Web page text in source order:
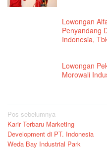
Lowongan
Penyandang
Indonesia,
Lowongan
Morowali
Navigasi
pos
Pos sebelumnya
Karir Terbaru Marketing
Development di PT. Indonesia
Weda Bay Industrial Park